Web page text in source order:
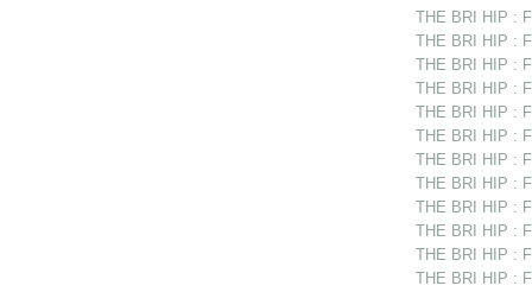
THE BRI HIP :
THE BRI HIP :
THE BRI HIP :
THE BRI HIP :
THE BRI HIP :
THE BRI HIP :
THE BRI HIP :
THE BRI HIP :
THE BRI HIP :
THE BRI HIP :
THE BRI HIP :
THE BRI HIP :